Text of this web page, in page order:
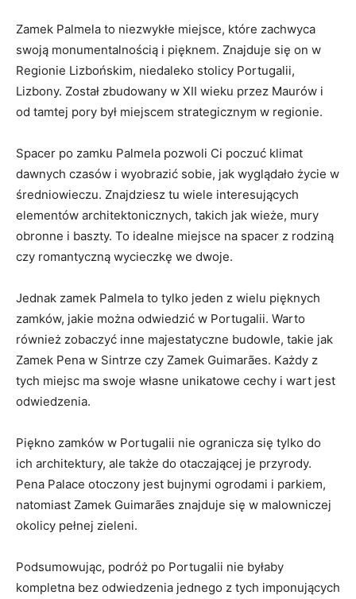
Zamek Palmela to ‍niezwykłe miejsce, które zachwyca
swoją⁢ monumentalnością i pięknem.⁣ Znajduje się ⁣on‌ w
Regionie Lizbońskim, niedaleko stolicy Portugalii,
Lizbony. Został zbudowany w XII⁣ wieku przez⁤ Maurów i
od ⁢tamtej pory był miejscem strategicznym w regionie.
Spacer po zamku Palmela ⁤pozwoli Ci poczuć klimat
dawnych ⁤czasów i wyobrazić sobie, jak wyglądało⁤ życie w
‍średniowieczu. ⁤Znajdziesz tu ‌wiele interesujących
⁢elementów ⁣architektonicznych, takich jak wieże, mury
obronne i baszty. To idealne ⁤miejsce na spacer z rodziną
czy romantyczną wycieczkę‌ we dwoje.
Jednak⁣ zamek Palmela⁢ to tylko jeden z wielu pięknych
zamków,⁣ jakie można odwiedzić ⁣w Portugalii. Warto⁢
również zobaczyć inne majestatyczne budowle, takie jak
Zamek ⁢Pena ‍w Sintrze czy Zamek Guimarães. Każdy z
tych miejsc‍ ma swoje własne‌ unikatowe​ cechy i ⁤wart jest
odwiedzenia.
Piękno zamków‍ w⁣ Portugalii ⁣nie⁤ ogranicza się tylko do
ich architektury, ale⁤ także⁣ do otaczającej je przyrody.
‍Pena​ Palace otoczony jest bujnymi ogrodami i⁤ parkiem,
natomiast Zamek Guimarães‌ znajduje się w ⁣malowniczej
okolicy pełnej zieleni.
Podsumowując, podróż po⁢ Portugalii‍ nie byłaby
kompletna ⁤bez odwiedzenia jednego z tych imponujących